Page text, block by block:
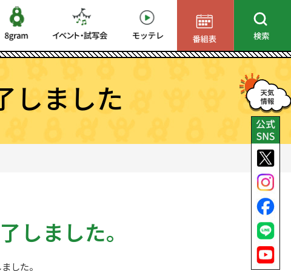
しました
しました。
した。